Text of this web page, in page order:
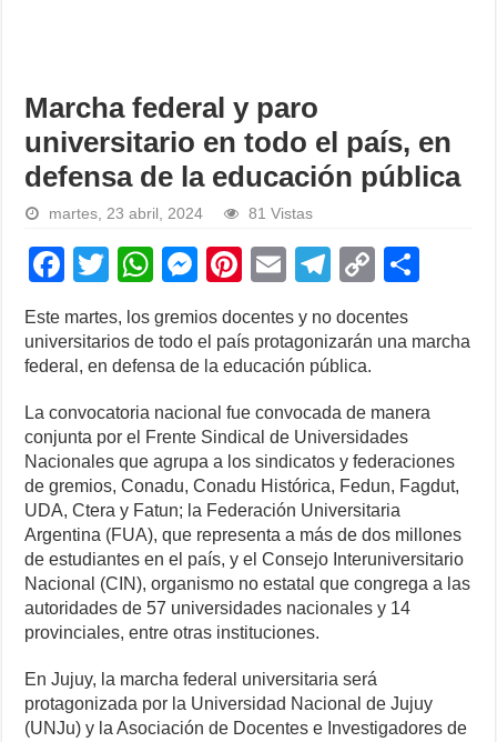
Marcha federal y paro
universitario en todo el país, en
defensa de la educación pública
martes, 23 abril, 2024 81 Vistas
F
c
e
b
o
o
k
T
wi
tt
er
W
at
s
A
p
p
M
ss
e
n
g
er
Pi
er
e
st
E
ail
T
el
e
gr
a
m
C
p
Li
n
k
ar
Este martes, los gremios docentes y no docentes
universitarios de todo el país protagonizarán una marcha
federal, en defensa de la educación pública.
La convocatoria nacional fue convocada de manera
conjunta por el Frente Sindical de Universidades
Nacionales que agrupa a los sindicatos y federaciones
de gremios, Conadu, Conadu Histórica, Fedun, Fagdut,
UDA, Ctera y Fatun; la Federación Universitaria
Argentina (FUA), que representa a más de dos millones
de estudiantes en el país, y el Consejo Interuniversitario
Nacional (CIN), organismo no estatal que congrega a las
autoridades de 57 universidades nacionales y 14
provinciales, entre otras instituciones.
En Jujuy, la marcha federal universitaria será
protagonizada por la Universidad Nacional de Jujuy
(UNJu) y la Asociación de Docentes e Investigadores de